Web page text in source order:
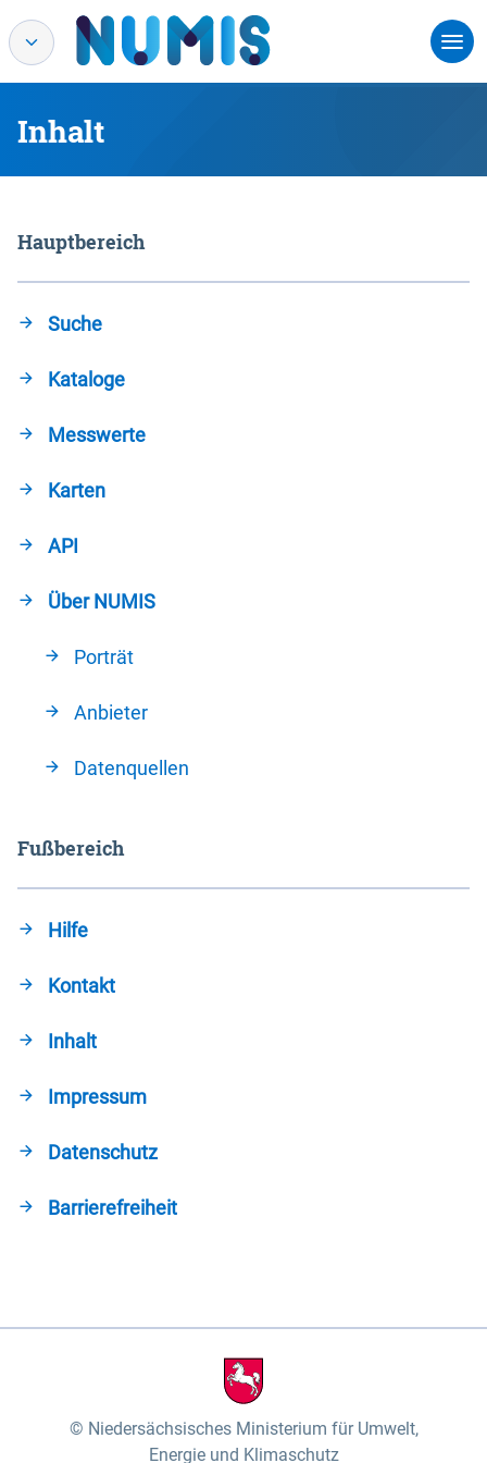
Inhalt
Hauptbereich
Suche
Kataloge
Messwerte
Karten
API
Über NUMIS
Porträt
Anbieter
Datenquellen
Fußbereich
Hilfe
Kontakt
Inhalt
Impressum
Datenschutz
Barrierefreiheit
Niedersächsisches Ministerium für Umwelt,
Energie und Klimaschutz